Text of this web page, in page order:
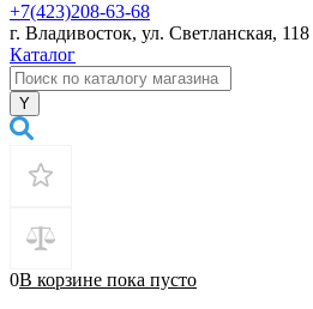
+7(423)208-63-68
г. Владивосток, ул. Светланская, 118
Каталог
0В корзине пока пусто